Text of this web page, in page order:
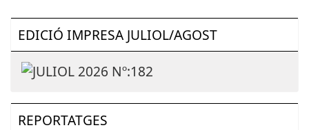
EDICIÓ IMPRESA JULIOL/AGOST
REPORTATGES